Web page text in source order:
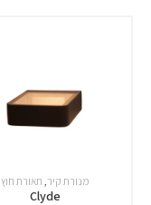
מנורת קיר, תאורת חוץ
Clyde